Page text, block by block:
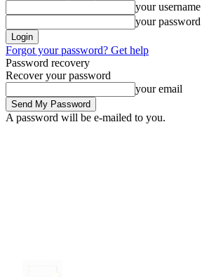
your username
your password
Forgot your password? Get help
Password recovery
Recover your password
your email
A password will be e-mailed to you.